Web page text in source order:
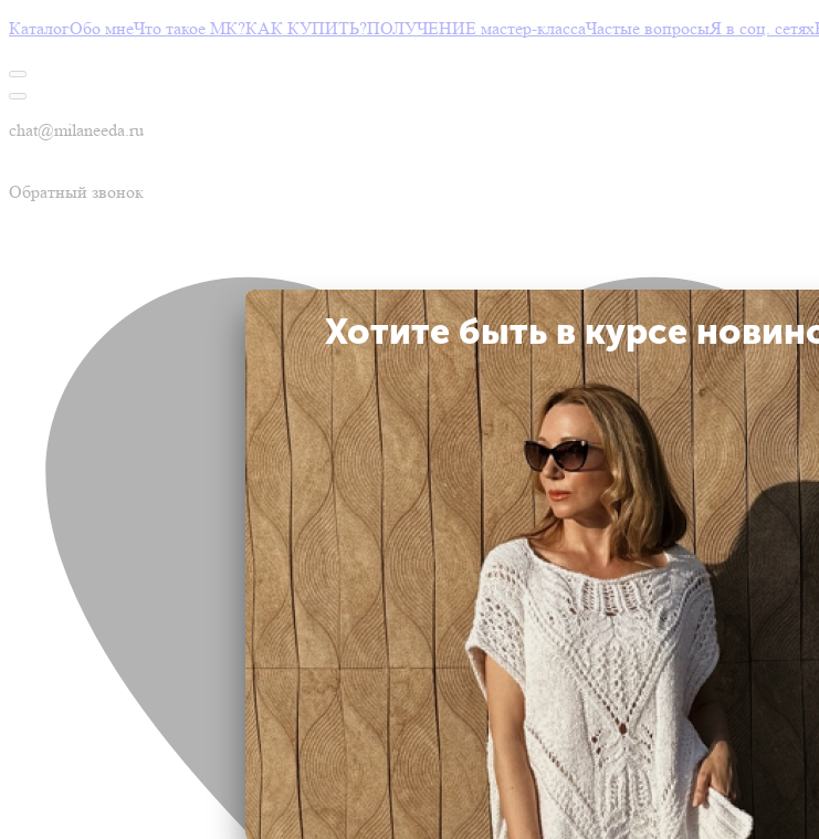
КаталогОбо мнеЧто такое МК?КАК КУПИТЬ?ПОЛУЧЕНИЕ мастер-классаЧастые вопросыЯ в соц. сетях
chat@milaneeda.ru
Обратный звонок
Хотите быть в курсе